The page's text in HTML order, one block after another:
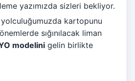
yazımızda sizleri bekliyor.
kartopunu
sığınılacak liman
modelini gelin birlikte